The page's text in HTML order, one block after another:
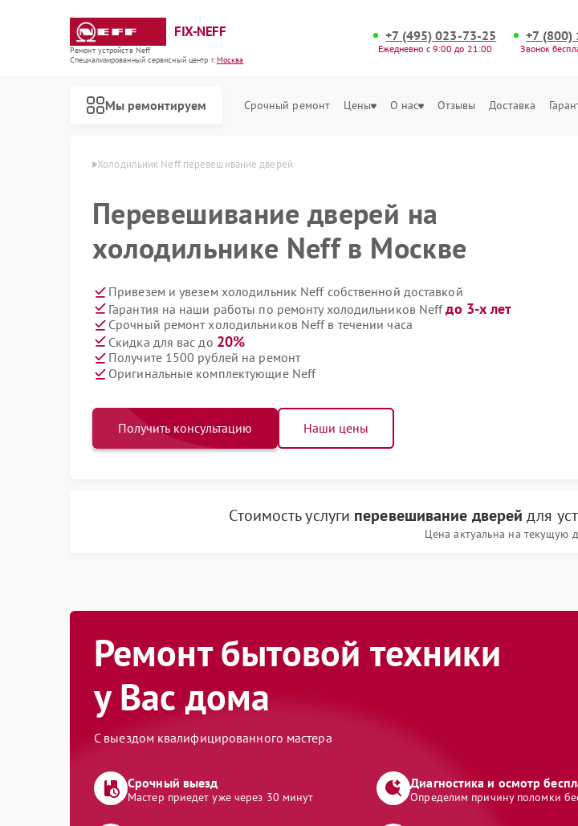
FIX-NEFF
Ремонт устройств Neff
Специализированный cервисный центр г.Москва
+7 (495) 023-73-25
Ежедневно с 9:00 до 21:00
+7 (800)
Звонок
Мы ремонтируем Срочный ремонт Цены О нас Отзывы Доставка
Neff в Москве Холодильник Neff перевешивание дверей
Перевешивание дверей на
холодильнике Neff в Москве
Привезем и увезем холодильник Neff собственной доставкой
Гарантия на наши работы по ремонту холодильников Neffдо 3-х лет
Срочный ремонт холодильников Neff в течении часа
Скидка для вас до 20%
Получите 1500 рублей на ремонт
Оригинальные комплектующие Neff
Получить консультацию Наши цены
Стоимость услуги перевешивание дверей для
Цена актуальна на текущую
Ремонт бытовой техники
у Вас дома
С выездом квалифицированного мастера
Срочный выезд
Мастер приедет уже через 30 минут
Диагностика и осмотр
Определим причину поломки